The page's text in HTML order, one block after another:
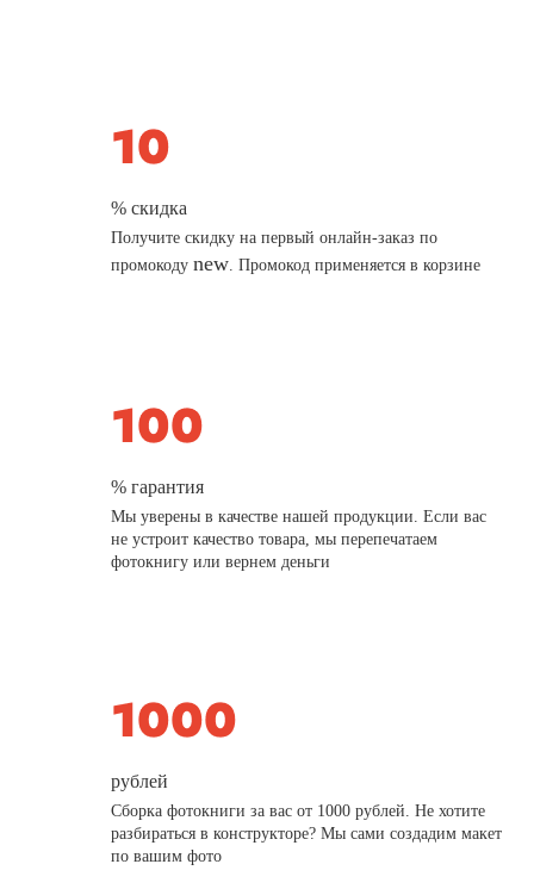
% скидка
Получите скидку на первый онлайн-заказ по
промокодуnew. Промокод применяется в корзине
% гарантия
Мы уверены в качестве нашей продукции. Если вас
не устроит качество товара, мы перепечатаем
фотокнигу или вернем деньги
рублей
Сборка фотокниги за вас от 1000 рублей. Не хотите
разбираться в конструкторе? Мы сами создадим макет
по вашим фото